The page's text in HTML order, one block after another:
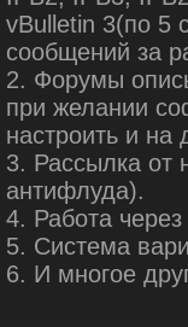
vBulletin 3(по 5
сообщений за
2. Форумы
при желании
настроить и
3. Рассылка от
антифлуда).
4. Работа
5. Система
6. И многое